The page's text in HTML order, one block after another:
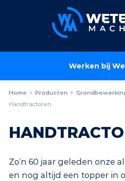
Werken bij
Home Producten
Handtractoren
Zo’n 60 jaar geleden onze
en nog altijd een topper in